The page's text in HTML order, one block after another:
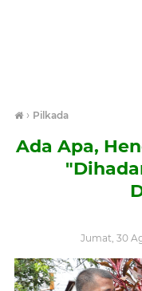
› Pilkada
Ada Apa,
Jumat, 30